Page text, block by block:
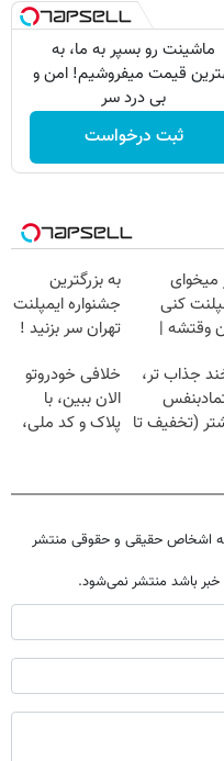
ماشینت رو بسپر به ما، به
قیمت میفروشیم! امن و
بی درد سر
ثبت درخواست
میخوای
کنی
وقتشه |
تومان!!!
به بزرگترین
جشنواره ایمپلنت
تهران سر بزنید !
میلیون !
جذاب تر،
(تخفیف تا
خلافی خودروتو
الان ببین، با
پلاک و کد ملی،
اشخاص حقیقی و حقوقی منتشر
خبر باشد منتشر نمی‌شود.